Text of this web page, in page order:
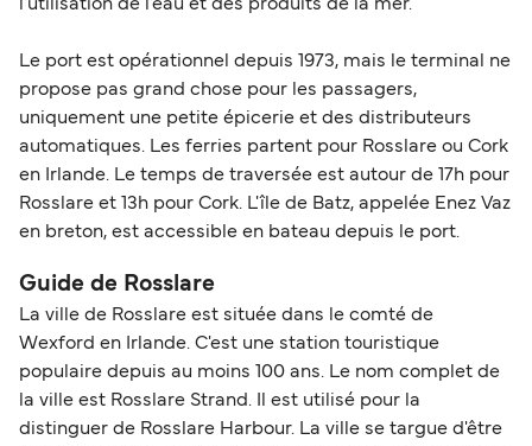
l'utilisation de l'eau et des produits de la mer.
Le port est opérationnel depuis 1973, mais le terminal ne
propose pas grand chose pour les passagers,
uniquement une petite épicerie et des distributeurs
automatiques. Les ferries partent pour Rosslare ou Cork
en Irlande. Le temps de traversée est autour de 17h pour
Rosslare et 13h pour Cork. L'île de Batz, appelée Enez Vaz
en breton, est accessible en bateau depuis le port.
Guide de Rosslare
La ville de Rosslare est située dans le comté de
Wexford en Irlande. C'est une station touristique
populaire depuis au moins 100 ans. Le nom complet de
la ville est Rosslare Strand. Il est utilisé pour la
distinguer de Rosslare Harbour. La ville se targue d'être